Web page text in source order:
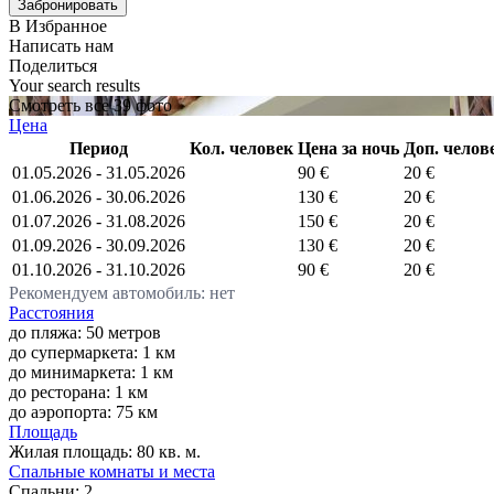
В Избранное
Написать нам
Поделиться
Your search results
Смотреть все 39 фото
Цена
Период
Кол. человек Цена за ночь Доп.
01.05.2026 - 31.05.2026
90 €
20 €
01.06.2026 - 30.06.2026
130 €
20 €
01.07.2026 - 31.08.2026
150 €
20 €
01.09.2026 - 30.09.2026
130 €
20 €
01.10.2026 - 31.10.2026
90 €
20 €
Рекомендуем автомобиль: нет
Расстояния
до пляжа: 50 метров
до супермаркета: 1 км
до минимаркета: 1 км
до ресторана: 1 км
до аэропорта: 75 км
Площадь
Жилая площадь: 80 кв. м.
Спальные комнаты и места